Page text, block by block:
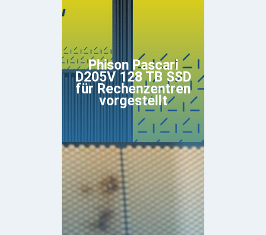
Phison Pascari
D205V 128 TB SSD
für Rechenzentren
vorgestellt